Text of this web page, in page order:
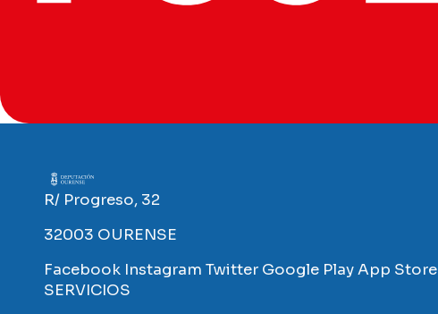
Imaxe
R/ Progreso, 32
32003 OURENSE
Facebook Instagram Twitter Google PlayApp Store
SERVICIOS